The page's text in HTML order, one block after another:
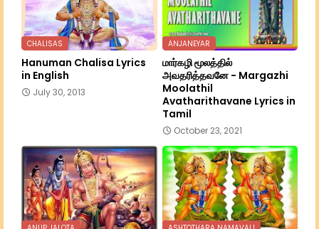
CHALISAS
Hanuman Chalisa Lyrics
in English
July 30, 2013
ANJANEYAR
மார்கழி மூலத்தில்
அவதரித்தவனே - Margazhi
Moolathil
Avatharithavane Lyrics in
Tamil
October 23, 2021